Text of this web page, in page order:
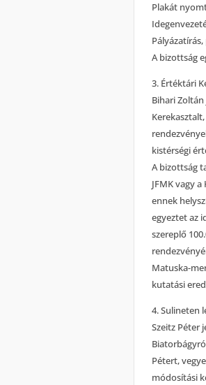
Plakát
A bizottság
3. Értéktári
Bihari
kistérségi
A bizottság
JFMK vagy
ennek
egyeztet az
szereplő
Matuska-
kutatási
4. Sulineten
Szeitz Péter
Pétert,
módosítási